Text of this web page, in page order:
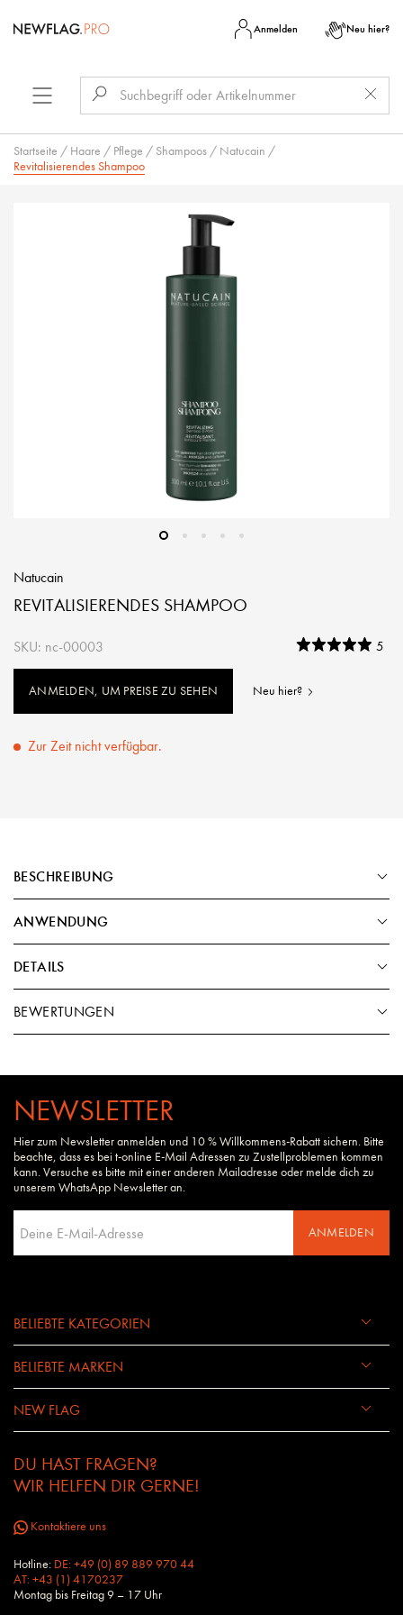
Anmelden Neu hier?
Startseite / Haare / Pflege / Shampoos / Natucain /
Revitalisierendes Shampoo
Natucain
REVITALISIERENDES SHAMPOO
SKU: nc-00003 5
ANMELDEN, UM PREISE ZU SEHEN Neu hier?
Zur Zeit nicht verfügbar.
BESCHREIBUNG
ANWENDUNG
DETAILS
BEWERTUNGEN
NEWSLETTER
Hier zum Newsletter anmelden und 10 % Willkommens-Rabatt sichern. Bitte
beachte, dass es bei t-online E-Mail Adressen zu Zustellproblemen kommen
kann. Versuche es bitte mit einer anderen Mailadresse oder melde dich zu
unserem WhatsApp Newsletter an.
ANMELDEN
BELIEBTE KATEGORIEN
BELIEBTE MARKEN
NEW FLAG
DU HAST FRAGEN?
WIR HELFEN DIR GERNE!
Kontaktiere uns
Hotline: DE: +49 (0) 89 889 970 44
AT: +43 (1) 4170237
Montag bis Freitag 9 – 17 Uhr